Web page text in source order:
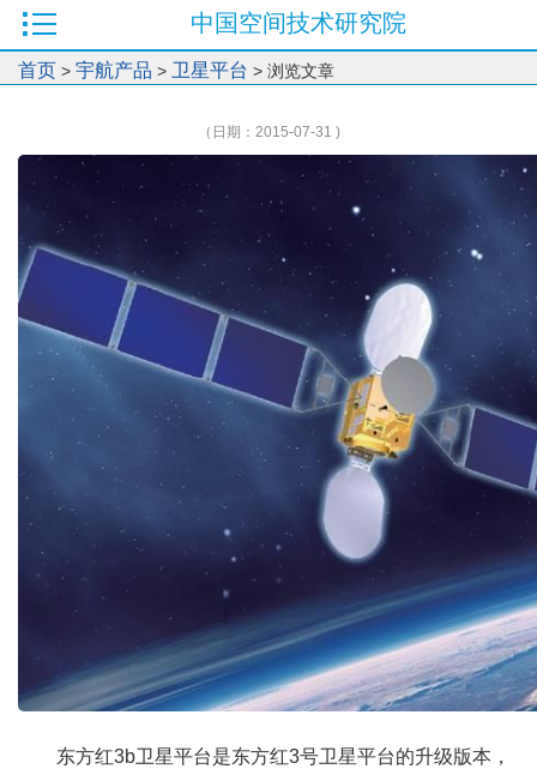
中国空间技术研究院
首页 > 宇航产品 > 卫星平台 > 浏览文章
（日期：2015-07-31 )
东方红3b卫星平台是东方红3号卫星平台的升级版本，